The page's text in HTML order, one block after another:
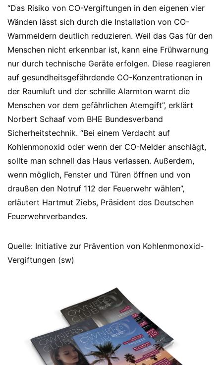
“Das Risiko von CO-Vergiftungen in den eigenen vier
Wänden lässt sich durch die Installation von CO-
Warnmeldern deutlich reduzieren. Weil das Gas für den
Menschen nicht erkennbar ist, kann eine Frühwarnung
nur durch technische Geräte erfolgen. Diese reagieren
auf gesundheitsgefährdende CO-Konzentrationen in
der Raumluft und der schrille Alarmton warnt die
Menschen vor dem gefährlichen Atemgift”, erklärt
Norbert Schaaf vom BHE Bundesverband
Sicherheitstechnik. “Bei einem Verdacht auf
Kohlenmonoxid oder wenn der CO-Melder anschlägt,
sollte man schnell das Haus verlassen. Außerdem,
wenn möglich, Fenster und Türen öffnen und von
draußen den Notruf 112 der Feuerwehr wählen”,
erläutert Hartmut Ziebs, Präsident des Deutschen
Feuerwehrverbandes.
Quelle: Initiative zur Prävention von Kohlenmonoxid-
Vergiftungen (sw)